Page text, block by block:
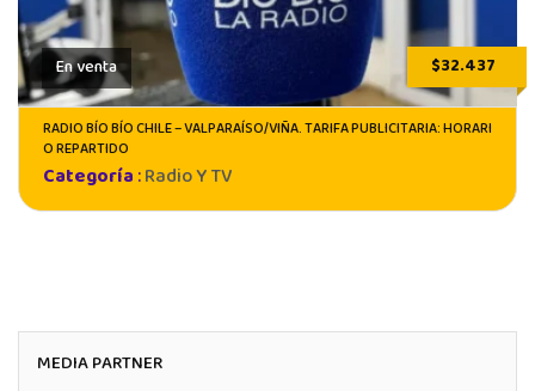
En venta $32.437
RADIO BÍO BÍO CHILE – VALPARAÍSO/VIÑA. TARIFA PUBLICITARIA: HORARI
O REPARTIDO
Categoría:Radio Y TV
MEDIA PARTNER